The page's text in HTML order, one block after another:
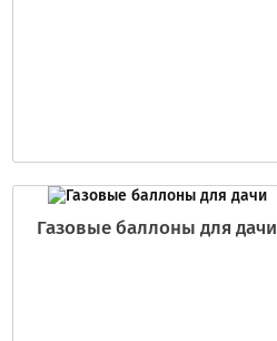
Газовые баллоны для дачи